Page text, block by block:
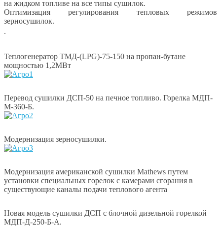
на жидком топливе на все типы сушилок.
Оптимизация регулирования тепловых режимов
зерносушилок.
.
Теплогенератор ТМД-(LPG)-75-150 на пропан-бутане
мощностью 1,2МВт
Перевод сушилки ДСП-50 на печное топливо. Горелка МДП-
М-360-Б.
Модернизация зерносушилки.
Модернизация американской сушилки Mathews путем
установки специальных горелок с камерами сгорания в
существующие каналы подачи теплового агента
Новая модель сушилки ДСП с блочной дизельной горелкой
МДП-Д-250-Б-А.